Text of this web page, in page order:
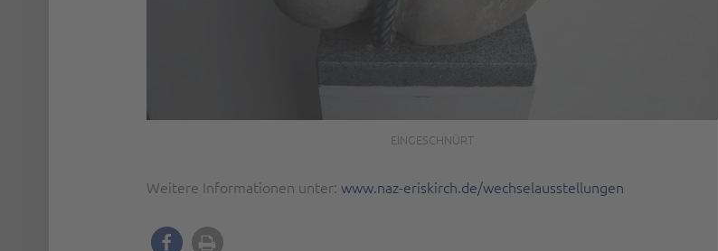
EINGESCHNÜRT
Weitere Informationen unter: www.naz-eriskirch.de/wechselausstellungen